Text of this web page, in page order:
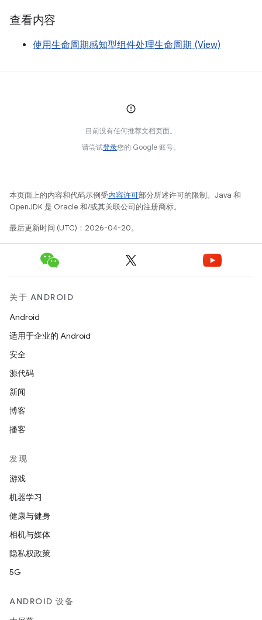
查看内容
使用生命周期感知型组件处理生命周期 (View)
目前没有任何推荐文档页面。
请尝试登录您的 Google 账号。
本页面上的内容和代码示例受内容许可部分所述许可的限制。Java 和
OpenJDK 是 Oracle 和/或其关联公司的注册商标。
最后更新时间 (UTC)：2026-04-20。
关于 ANDROID
Android
适用于企业的 Android
安全
源代码
新闻
博客
播客
发现
游戏
机器学习
健康与健身
相机与媒体
隐私权政策
5G
ANDROID 设备